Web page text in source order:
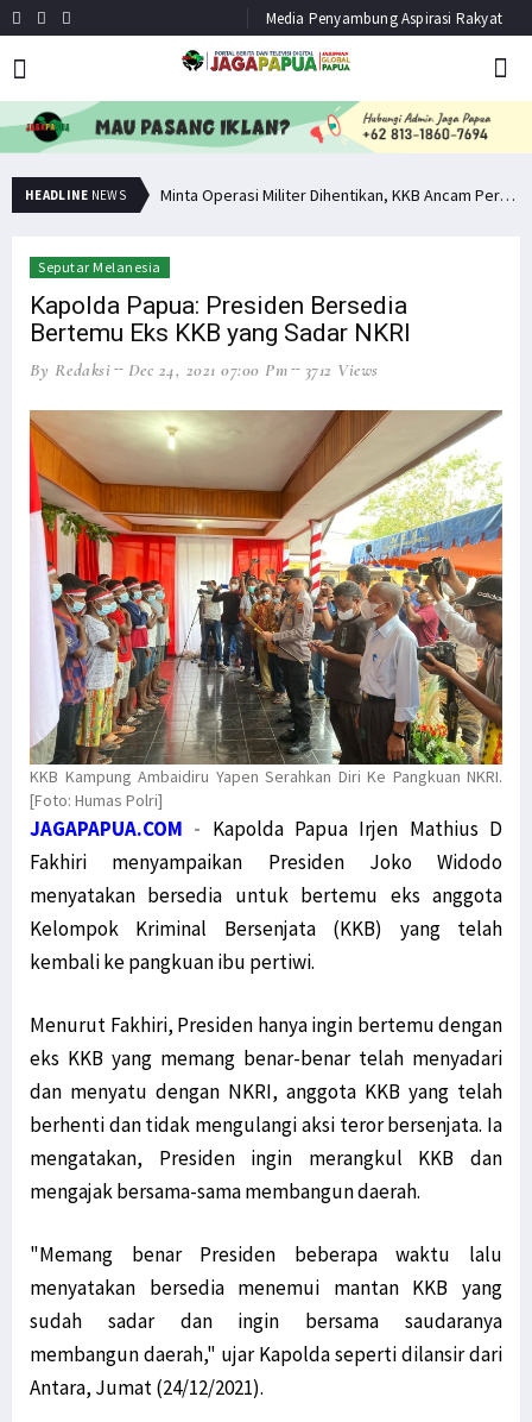
Media Penyambung Aspirasi Rakyat
HEADLINE NEWS Hindari Bias Definisi, Filep: Perlu Definisi Khusus Afiliasi KKB Minta Operasi Militer Dihentikan, KKB Ancam Perang Serentak
Seputar Melanesia
Kapolda Papua: Presiden Bersedia
Bertemu Eks KKB yang Sadar NKRI
By Redaksi Dec 24, 2021 07:00 Pm 3712 Views
KKB Kampung Ambaidiru Yapen Serahkan Diri Ke Pangkuan NKRI.
[Foto: Humas Polri]
JAGAPAPUA.COM - Kapolda Papua Irjen Mathius D
Fakhiri menyampaikan Presiden Joko Widodo
menyatakan bersedia untuk bertemu eks anggota
Kelompok Kriminal Bersenjata (KKB) yang telah
kembali ke pangkuan ibu pertiwi.
Menurut Fakhiri, Presiden hanya ingin bertemu dengan
eks KKB yang memang benar-benar telah menyadari
dan menyatu dengan NKRI, anggota KKB yang telah
berhenti dan tidak mengulangi aksi teror bersenjata. Ia
mengatakan, Presiden ingin merangkul KKB dan
mengajak bersama-sama membangun daerah.
"Memang benar Presiden beberapa waktu lalu
menyatakan bersedia menemui mantan KKB yang
sudah sadar dan ingin bersama saudaranya
membangun daerah," ujar Kapolda seperti dilansir dari
Antara, Jumat (24/12/2021).